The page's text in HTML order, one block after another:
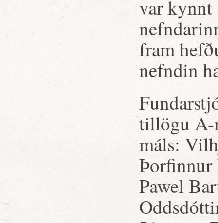
var kynnt
fram
nefndin
tillögu A-
máls:
Þorfinnur
Pawel